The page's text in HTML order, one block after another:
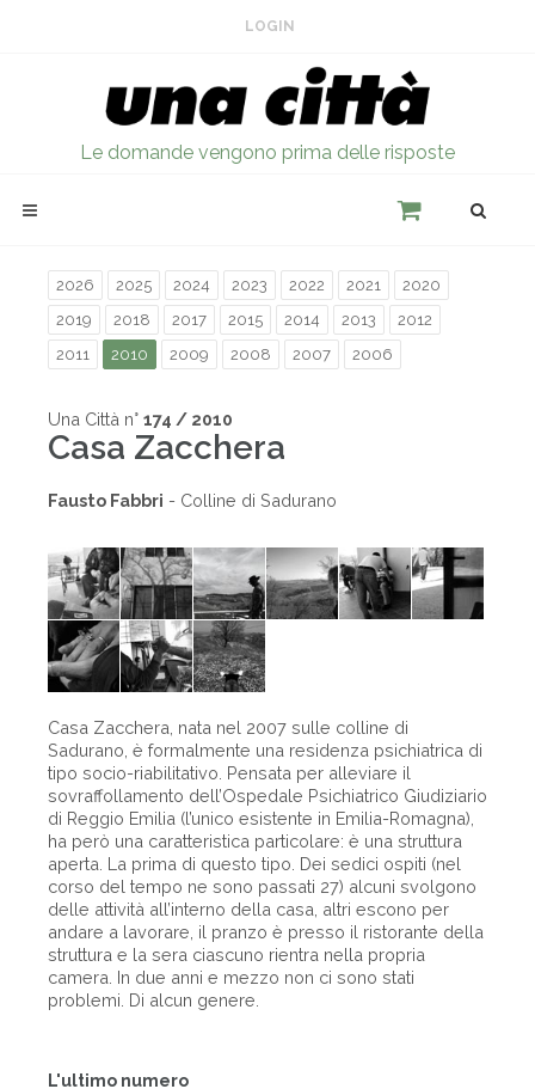
LOGIN
Le domande vengono prima delle risposte
L'ultimo numero
2026 2025 2024 2023 2022 2021
2020
2019
2018 2017 2015 2014 2013
2012
2011
2010 2009 2008 2007 2006
Una Città n° 174 / 2010
Casa Zacchera
Fausto Fabbri - Colline di Sadurano
Casa Zacchera, nata nel 2007 sulle colline di
Sadurano, è formalmente una residenza psichiatrica di
tipo socio-riabilitativo. Pensata per alleviare il
sovraffollamento dell’Ospedale Psichiatrico Giudiziario
di Reggio Emilia (l’unico esistente in Emilia-Romagna),
ha però una caratteristica particolare: è una struttura
aperta. La prima di questo tipo. Dei sedici ospiti (nel
corso del tempo ne sono passati 27) alcuni svolgono
delle attività all’interno della casa, altri escono per
andare a lavorare, il pranzo è presso il ristorante della
struttura e la sera ciascuno rientra nella propria
camera. In due anni e mezzo non ci sono stati
problemi. Di alcun genere.